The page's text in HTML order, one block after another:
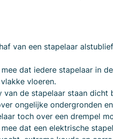
van een stapelaar
dat iedere stapelaar in
vloeren.
van de stapelaar staan
ongelijke ondergronden
toch over een drempel
dat een elektrische